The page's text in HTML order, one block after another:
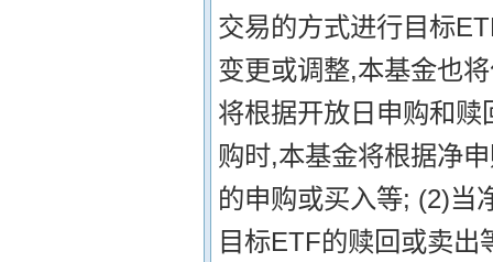
交易的方式进行目标
变更或调整,本基金也
将根据开放日申购和
购时,本基金将根据净
的申购或买入等; (2)当
目标ETF的赎回或卖